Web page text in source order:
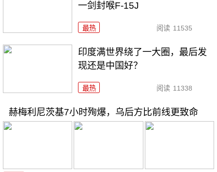
一剑封喉F-15J
最热 阅读 11535
印度满世界绕了一大圈，最后发
现还是中国好？
最热 阅读 11338
赫梅利尼茨基7小时殉爆，乌后方比前线更致命